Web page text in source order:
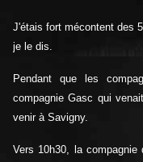
J'étais fort mécontent des
je le dis.
Pendant que les
compagnie Gasc qui
venir à Savigny.
Vers 10h30, la